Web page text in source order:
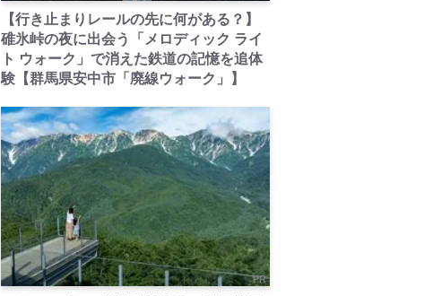
【行き止まりレールの先に何がある？】
碓氷峠の夜に出会う「メロディック ライ
ト ウォーク」で消えた鉄道の記憶を追体
験【群馬県安中市「廃線ウォーク」】
PR